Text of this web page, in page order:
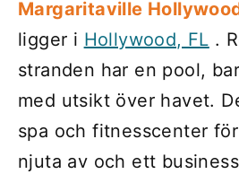
Margaritaville
ligger i Hollywood, FL .
stranden har en pool,
med utsikt över havet.
spa och fitnesscenter
njuta av och ett